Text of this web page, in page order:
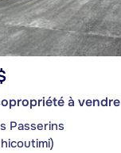
à vendre
Passerins